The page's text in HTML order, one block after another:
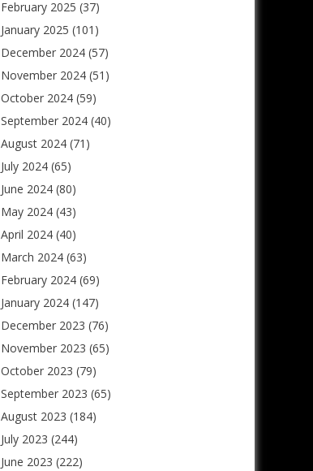
February 2025 (37)
January 2025 (101)
December 2024(57)
November 2024(51)
October 2024(59)
September 2024(40)
August 2024(71)
July 2024(65)
June 2024(80)
May 2024(43)
April 2024(40)
March 2024(63)
February 2024(69)
January 2024(147)
December 2023 (76)
November 2023 (65)
October 2023 (79)
September 2023 (65)
August 2023 (184)
July 2023 (244)
June 2023 (222)